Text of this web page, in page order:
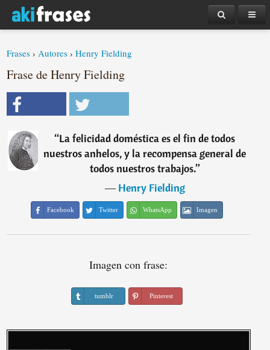
Frases ›Autores ›Henry Fielding
Frase de Henry Fielding
“La felicidad doméstica es el fin de todos
nuestros anhelos, y la recompensa general de
todos nuestros trabajos.”
―Henry Fielding
Facebook Twitter WhatsApp Imagen
Imagen con frase:
tumblr Pinterest